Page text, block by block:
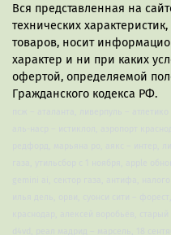
Вся представленная на
технических
товаров, носит
характер и ни при каких
офертой, определяемой
Гражданского кодекса РФ.